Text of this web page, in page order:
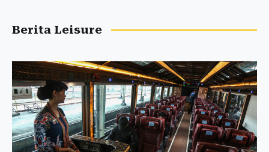
Berita Leisure